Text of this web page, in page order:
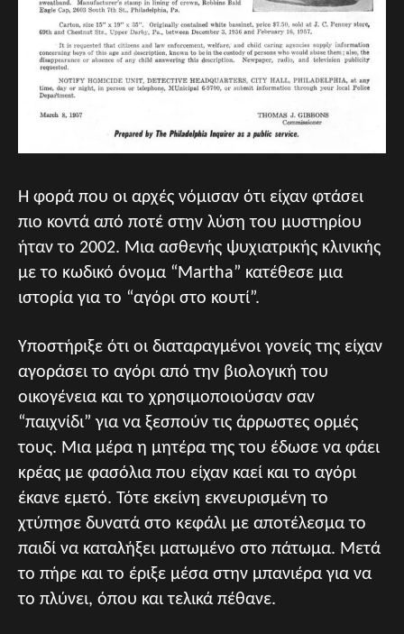
Η φορά που οι αρχές νόμισαν ότι είχαν φτάσει
πιο κοντά από ποτέ στην λύση του μυστηρίου
ήταν το 2002. Μια ασθενής ψυχιατρικής κλινικής
με το κωδικό όνομα “Martha” κατέθεσε μια
ιστορία για το “αγόρι στο κουτί”.
Υποστήριξε ότι οι διαταραγμένοι γονείς της είχαν
αγοράσει το αγόρι από την βιολογική του
οικογένεια και το χρησιμοποιούσαν σαν
“παιχνίδι” για να ξεσπούν τις άρρωστες ορμές
τους. Μια μέρα η μητέρα της του έδωσε να φάει
κρέας με φασόλια που είχαν καεί και το αγόρι
έκανε εμετό. Τότε εκείνη εκνευρισμένη το
χτύπησε δυνατά στο κεφάλι με αποτέλεσμα το
παιδί να καταλήξει ματωμένο στο πάτωμα. Μετά
το πήρε και το έριξε μέσα στην μπανιέρα για να
το πλύνει, όπου και τελικά πέθανε.